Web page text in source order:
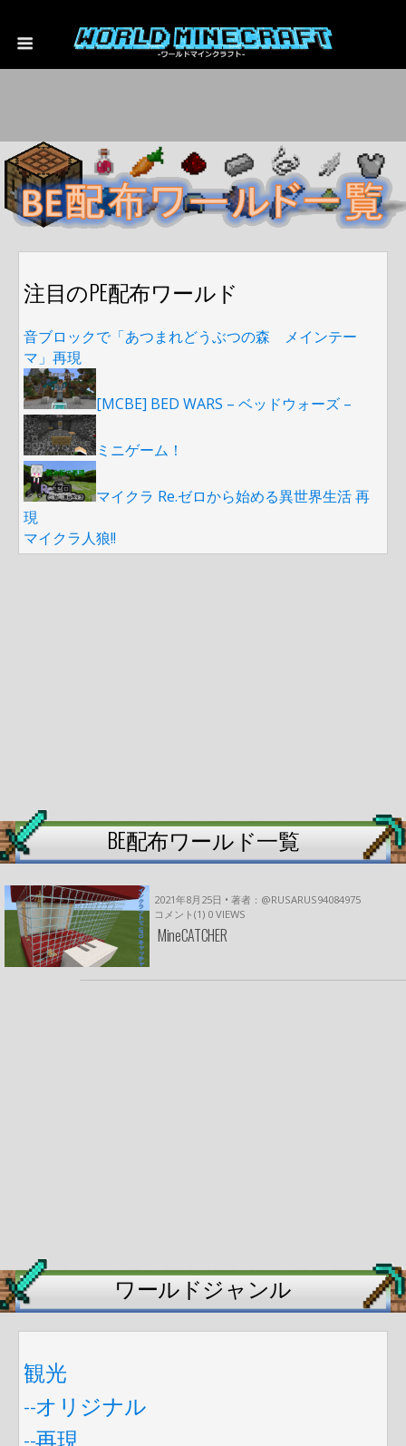
注目のPE配布ワールド
音ブロックで「あつまれどうぶつの森 メインテー
マ」再現
[MCBE] BED WARS – ベッドウォーズ –
ミニゲーム！
マイクラ Re.ゼロから始める異世界生活 再
現
マイクラ人狼!!
BE配布ワールド一覧
2021年8月25日 • 著者：@RUSARUS94084975
コメント(1) 0 VIEWS
MineCATCHER
ワールドジャンル
観光
--オリジナル
--再現